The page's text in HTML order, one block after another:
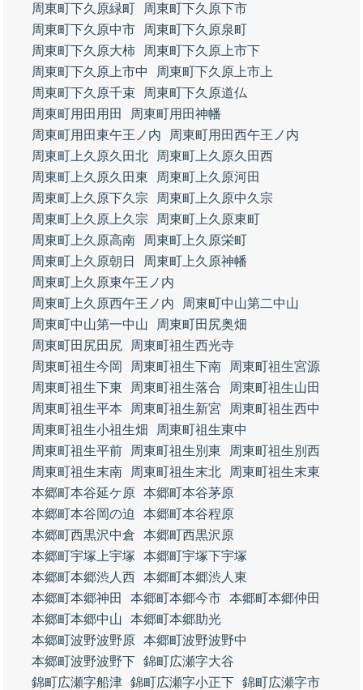
周東町下久原緑町
周東町下久原下市
周東町下久原中市
周東町下久原泉町
周東町下久原大柿
周東町下久原上市下
周東町下久原上市中
周東町下久原上市上
周東町下久原千束
周東町下久原道仏
周東町用田用田
周東町用田神幡
周東町用田東午王ノ内
周東町用田西午王ノ内
周東町上久原久田北
周東町上久原久田西
周東町上久原久田東
周東町上久原河田
周東町上久原下久宗
周東町上久原中久宗
周東町上久原上久宗
周東町上久原東町
周東町上久原高南
周東町上久原栄町
周東町上久原朝日
周東町上久原神幡
周東町上久原東午王ノ内
周東町上久原西午王ノ内
周東町中山第二中山
周東町中山第一中山
周東町田尻奥畑
周東町田尻田尻
周東町祖生西光寺
周東町祖生今岡
周東町祖生下南
周東町祖生宮源
周東町祖生下東
周東町祖生落合
周東町祖生山田
周東町祖生平本
周東町祖生新宮
周東町祖生西中
周東町祖生小祖生畑
周東町祖生東中
周東町祖生平前
周東町祖生別東
周東町祖生別西
周東町祖生末南
周東町祖生末北
周東町祖生末東
本郷町本谷延ケ原 本郷町本谷茅原
本郷町本谷岡の迫
本郷町本谷程原
本郷町西黒沢中倉
本郷町西黒沢原
本郷町宇塚上宇塚
本郷町宇塚下宇塚
本郷町本郷渋人西 本郷町本郷渋人東
本郷町本郷神田
本郷町本郷今市 本郷町本郷仲田
本郷町本郷中山
本郷町本郷助光
本郷町波野波野原 本郷町波野波野中
本郷町波野波野下 錦町広瀬字大谷
錦町広瀬字船津 錦町広瀬字小正下 錦町広瀬字市